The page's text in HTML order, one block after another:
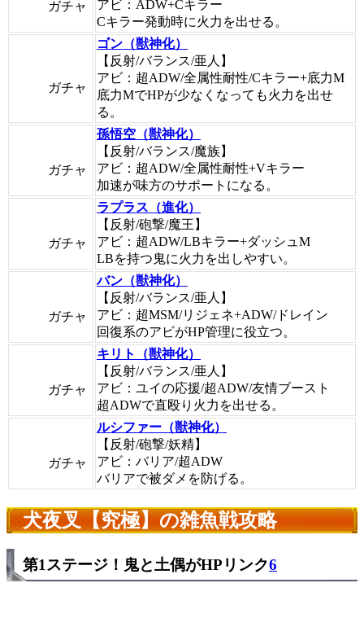
ガチャ
アビ：ADW+Cキラー
Cキラー発動時に火力を出せる。
ガチャ
ゴン（獣神化）
【反射/バランス/亜人】
アビ：超ADW/全属性耐性/Cキラー+底力M
底力MでHPが少なくなっても火力を出せ
る。
ガチャ
孫悟空（獣神化）
【反射/バランス/魔族】
アビ：超ADW/全属性耐性+Vキラー
加速が味方のサポートになる。
ガチャ
ラプラス（進化）
【反射/砲撃/魔王】
アビ：超ADW/LBキラー+ダッシュM
LBを持つ鬼に火力を出しやすい。
ガチャ
バン（獣神化）
【反射/バランス/亜人】
アビ：超MSM/リジェネ+ADW/ドレイン
回復系のアビがHP管理に役立つ。
ガチャ
キリト（獣神化）
【反射/バランス/亜人】
アビ：ユイの応援/超ADW/友情ブースト
超ADWで直殴り火力を出せる。
ガチャ
ルシファー（獣神化）
【反射/砲撃/妖精】
アビ：バリア/超ADW
バリアで被ダメを防げる。
犬夜叉【究極】の雑魚戦攻略
第1ステージ！鬼と土偶がHPリンク6